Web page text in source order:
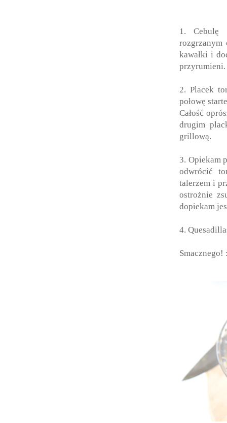
1. Cebulę
rozgrzanym
kawałki i
przyrumieni.
2. Placek
połowę
Całość
drugim
grillową.
3. Opiekam
odwrócić
talerzem i
ostrożnie
dopiekam
4.
Smacznego!